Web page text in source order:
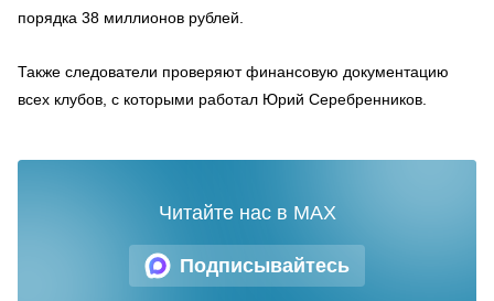
порядка 38 миллионов рублей.
Также следователи проверяют финансовую документацию
всех клубов, с которыми работал Юрий Серебренников.
Подписывайтесь
Читайте нас в MAX